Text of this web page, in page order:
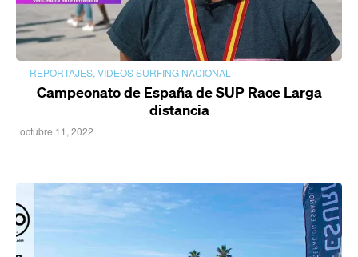
REPORTAJES, VIDEOS SURFING NACIONAL
Campeonato de España de SUP Race Larga
distancia
octubre 11, 2022